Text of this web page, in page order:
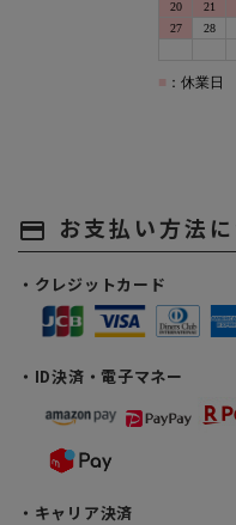
payment お支払い方法
・クレジットカード
・ID決済・電子マネー
・キャリア決済